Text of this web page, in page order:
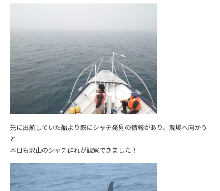
先に出航していた船より既にシャチ発見の情報があり、現場へ向かう
と
本日も沢山のシャチ群れが観察できました！